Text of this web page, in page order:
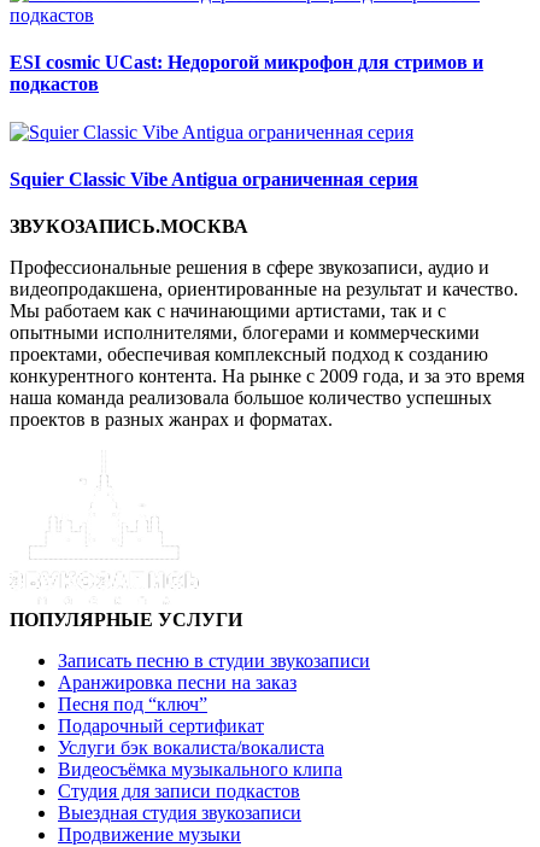
ESI cosmic UCast: Недорогой микрофон для стримов и
подкастов
Squier Classic Vibe Antigua ограниченная серия
ЗВУКОЗАПИСЬ.МОСКВА
Профессиональные решения в сфере звукозаписи, аудио и
видеопродакшена, ориентированные на результат и качество.
Мы работаем как с начинающими артистами, так и с
опытными исполнителями, блогерами и коммерческими
проектами, обеспечивая комплексный подход к созданию
конкурентного контента. На рынке с 2009 года, и за это время
наша команда реализовала большое количество успешных
проектов в разных жанрах и форматах.
ПОПУЛЯРНЫЕ УСЛУГИ
Записать песню в студии звукозаписи
Аранжировка песни на заказ
Песня под “ключ”
Подарочный сертификат
Услуги бэк вокалиста/вокалиста
Видеосъёмка музыкального клипа
Студия для записи подкастов
Выездная студия звукозаписи
Продвижение музыки